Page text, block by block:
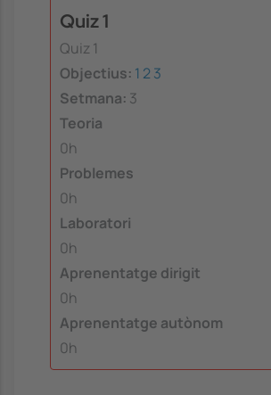
Quiz 1
Quiz 1
Objectius: 1 23
Setmana: 3
Teoria
0h
Problemes
0h
Laboratori
0h
Aprenentatge dirigit
0h
Aprenentatge autònom
0h